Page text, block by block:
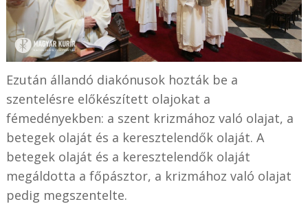
Ezután állandó diakónusok hozták be a
szentelésre előkészített olajokat a
fémedényekben: a szent krizmához való olajat, a
betegek olaját és a keresztelendők olaját. A
betegek olaját és a keresztelendők olaját
megáldotta a főpásztor, a krizmához való olajat
pedig megszentelte.